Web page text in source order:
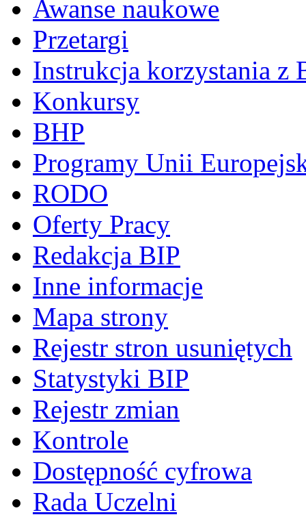
Awanse naukowe
Przetargi
Instrukcja korzystania z
Konkursy
BHP
Programy Unii
RODO
Oferty Pracy
Redakcja BIP
Inne informacje
Mapa strony
Rejestr stron usuniętych
Statystyki BIP
Rejestr zmian
Kontrole
Dostępność cyfrowa
Rada Uczelni